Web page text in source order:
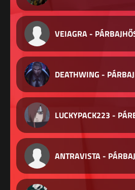
VEIAGRA -
DEATHWING -
LUCKYPACK223 -
ANTRAVISTA -